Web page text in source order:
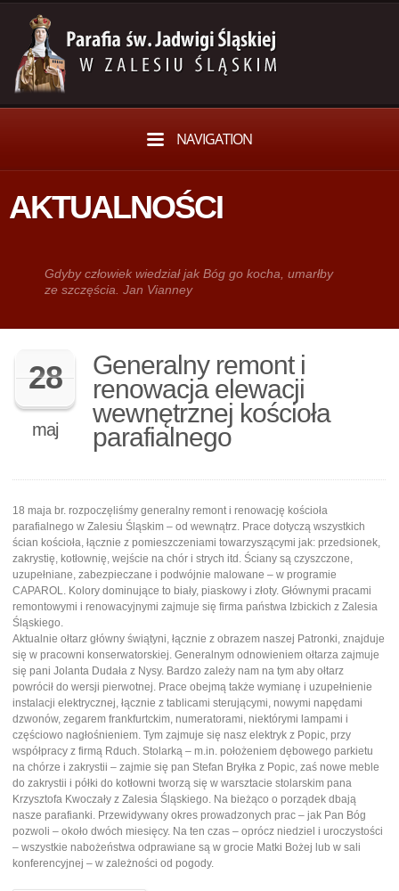
NAVIGATION
AKTUALNOŚCI
Gdy­by człowiek wie­dział jak Bóg go kocha, umarłby
ze szczęścia. Jan Vianney
28
maj
Generalny remont i
renowacja elewacji
wewnętrznej kościoła
parafialnego
18 maja br. rozpoczęliśmy generalny remont i renowację kościoła
parafialnego w Zalesiu Śląskim – od wewnątrz. Prace dotyczą wszystkich
ścian kościoła, łącznie z pomieszczeniami towarzyszącymi jak: przedsionek,
zakrystię, kotłownię, wejście na chór i strych itd. Ściany są czyszczone,
uzupełniane, zabezpieczane i podwójnie malowane – w programie
CAPAROL. Kolory dominujące to biały, piaskowy i złoty. Głównymi pracami
remontowymi i renowacyjnymi zajmuje się firma państwa Izbickich z Zalesia
Śląskiego.
Aktualnie ołtarz główny świątyni, łącznie z obrazem naszej Patronki, znajduje
się w pracowni konserwatorskiej. Generalnym odnowieniem ołtarza zajmuje
się pani Jolanta Dudała z Nysy. Bardzo zależy nam na tym aby ołtarz
powrócił do wersji pierwotnej. Prace obejmą także wymianę i uzupełnienie
instalacji elektrycznej, łącznie z tablicami sterującymi, nowymi napędami
dzwonów, zegarem frankfurtckim, numeratorami, niektórymi lampami i
częściowo nagłośnieniem. Tym zajmuje się nasz elektryk z Popic, przy
współpracy z firmą Rduch. Stolarką – m.in. położeniem dębowego parkietu
na chórze i zakrystii – zajmie się pan Stefan Bryłka z Popic, zaś nowe meble
do zakrystii i półki do kotłowni tworzą się w warsztacie stolarskim pana
Krzysztofa Kwoczały z Zalesia Śląskiego. Na bieżąco o porządek dbają
nasze parafianki. Przewidywany okres prowadzonych prac – jak Pan Bóg
pozwoli – około dwóch miesięcy. Na ten czas – oprócz niedziel i uroczystości
– wszystkie nabożeństwa odprawiane są w grocie Matki Bożej lub w sali
konferencyjnej – w zależności od pogody.